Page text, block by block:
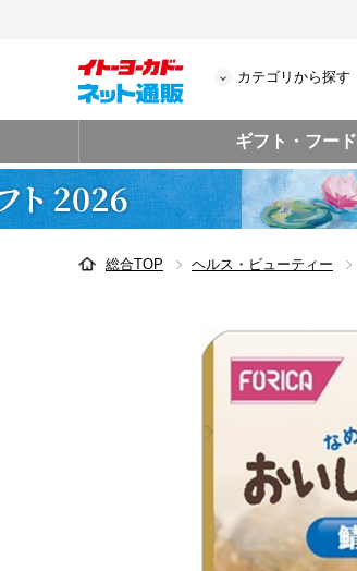
カテゴリから探す
ギフト・フード
総合TOP ヘルス・ビューティー